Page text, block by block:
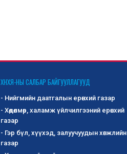
ХНХЯ-НЫ САЛБАР БАЙГУУЛЛАГУУД
- Нийгмийн даатгалын ерөнхий газар
- Хөдөлмөр, халамж үйлчилгээний ерөнхий
газар
- Гэр бүл, хүүхэд, залуучуудын хөгжлийн
газар